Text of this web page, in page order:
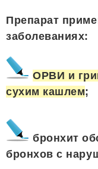
Препарат
заболеваниях:
ОРВИ и
сухим кашлем;
бронхит
бронхов с